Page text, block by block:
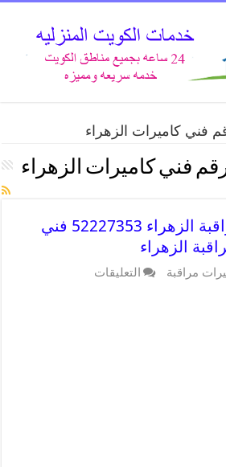
فني كاميرات الزهراء
فني كاميرات الزهراء
خدمة كاميرات مراقبة الزهراء 52227353 فني
الزهراء
مراقبة التعليقات